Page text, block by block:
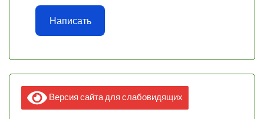
Написать
Версия сайта для слабовидящих